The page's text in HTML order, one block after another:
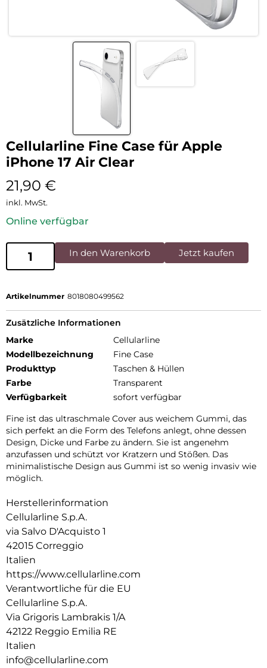
Cellularline Fine Case für Apple
iPhone 17 Air Clear
21,90 €
inkl. MwSt.
Online verfügbar
In den Warenkorb Jetzt kaufen
Artikelnummer 8018080499562
Zusätzliche Informationen
Marke
Cellularline
Modellbezeichnung
Fine Case
Produkttyp
Taschen & Hüllen
Farbe
Transparent
Verfügbarkeit
sofort verfügbar
Fine ist das ultraschmale Cover aus weichem Gummi, das
sich perfekt an die Form des Telefons anlegt, ohne dessen
Design, Dicke und Farbe zu ändern. Sie ist angenehm
anzufassen und schützt vor Kratzern und Stößen. Das
minimalistische Design aus Gummi ist so wenig invasiv wie
möglich.
Herstellerinformation
Cellularline S.p.A.
via Salvo D'Acquisto 1
42015 Correggio
Italien
https://www.cellularline.com
Verantwortliche für die EU
Cellularline S.p.A.
Via Grigoris Lambrakis 1/A
42122 Reggio Emilia RE
Italien
info@cellularline.com